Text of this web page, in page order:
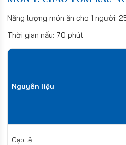
Năng lượng món ăn cho 1 người:
Thời gian nấu: 70 phút
Nguyên liệu
Gạo tẻ